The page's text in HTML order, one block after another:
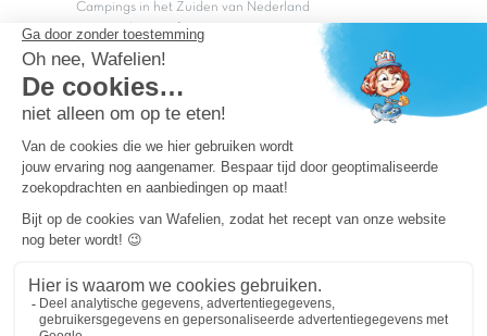
Campings in het Zuiden van Nederland
Copyright Capfun 2026 ©
Bij Capfun solliciteren
Veelgestelde vragen
Dutchbox Vakantiepark
Superdeals
Capfun in de media
Carabouille.nl
Wettelijke bepalingen
Algemene reisvoorwaarden
Persvragen? mailpersvragen@capfun.com
Powered by ICS